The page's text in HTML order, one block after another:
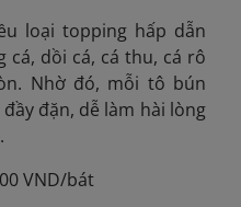
loại topping hấp dẫn
cá, dồi cá, cá thu, cá rô
Nhờ đó, mỗi tô bún
đặn, dễ làm hài lòng
VND/bát